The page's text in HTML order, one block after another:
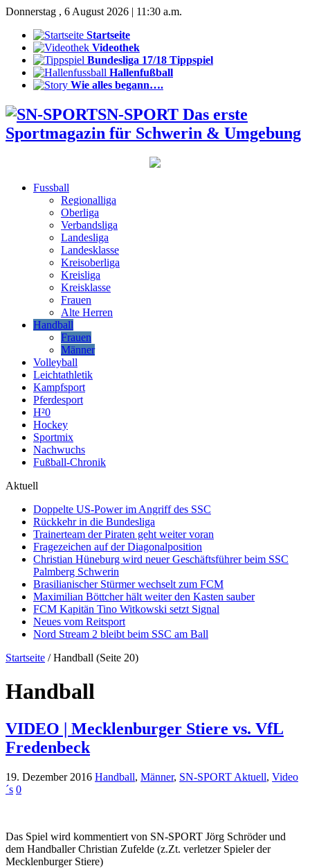
Donnerstag , 6 August 2026 | 11:30 a.m.
Startseite
Videothek
Bundesliga 17/18 Tippspiel
Hallenfußball
Wie alles begann….
SN-SPORT Das erste
Sportmagazin für Schwerin & Umgebung
Fussball
Regionalliga
Oberliga
Verbandsliga
Landesliga
Landesklasse
Kreisoberliga
Kreisliga
Kreisklasse
Frauen
Alte Herren
Handball
Frauen
Männer
Volleyball
Leichtathletik
Kampfsport
Pferdesport
H²0
Hockey
Sportmix
Nachwuchs
Fußball-Chronik
Aktuell
Doppelte US-Power im Angriff des SSC
Rückkehr in die Bundesliga
Trainerteam der Piraten geht weiter voran
Fragezeichen auf der Diagonalposition
Christian Hüneburg wird neuer Geschäftsführer beim SSC
Palmberg Schwerin
Brasilianischer Stürmer wechselt zum FCM
Maximilian Böttcher hält weiter den Kasten sauber
FCM Kapitän Tino Witkowski setzt Signal
Neues vom Reitsport
Nord Stream 2 bleibt beim SSC am Ball
Startseite / Handball (Seite 20)
Handball
VIDEO | Mecklenburger Stiere vs. VfL
Fredenbeck
19. Dezember 2016 Handball, Männer, SN-SPORT Aktuell, Video
´s 0
Das Spiel wird kommentiert von SN-SPORT Jörg Schröder und
dem Handballer Christian Zufelde (z.Zt. verletzer Spieler der
Mecklenburger Stiere)